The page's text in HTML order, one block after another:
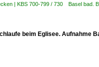
| KBS 700-799 / 730 Basel bad.
beim Eglisee. Aufnahme